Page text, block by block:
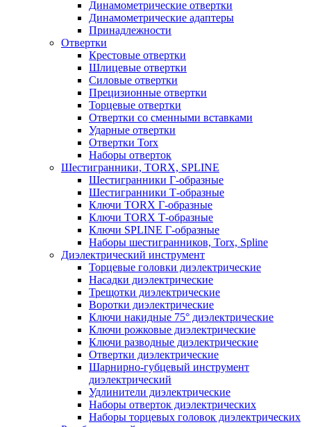
Динамометрические отвертки
Динамометрические адаптеры
Принадлежности
Отвертки
Крестовые отвертки
Шлицевые отвертки
Силовые отвертки
Прецизионные отвертки
Торцевые отвертки
Отвертки со сменными вставками
Ударные отвертки
Отвертки Torx
Наборы отверток
Шестигранники, TORX, SPLINE
Шестигранники Г-образные
Шестигранники Т-образные
Ключи TORX Г-образные
Ключи TORX Т-образные
Ключи SPLINE Г-образные
Наборы шестигранников, Torx, Spline
Диэлектрический инструмент
Торцевые головки диэлектрические
Насадки диэлектрические
Трещотки диэлектрические
Воротки диэлектрические
Ключи накидные 75° диэлектрические
Ключи рожковые диэлектрические
Ключи разводные диэлектрические
Отвертки диэлектрические
Шарнирно-губцевый инструмент
диэлектрический
Удлинители диэлектрические
Наборы отверток диэлектрических
Наборы торцевых головок диэлектрических